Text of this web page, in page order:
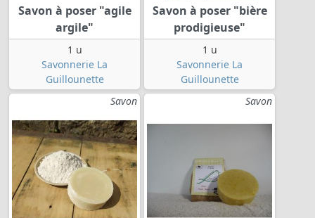
Savon à poser "agile
argile"
1 u
Savonnerie La
Guillounette
Savon à poser "bière
prodigieuse"
1 u
Savonnerie La
Guillounette
Savon
Savon